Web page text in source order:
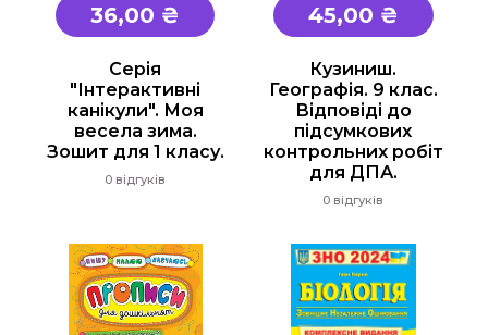
36,00 ₴
Серія
"Інтерактивні
канікули". Моя
весела зима.
Зошит для 1 класу.
0 відгуків
45,00 ₴
Кузиниш.
Географія. 9 клас.
Відповіді до
підсумкових
контрольних робіт
для ДПА.
0 відгуків